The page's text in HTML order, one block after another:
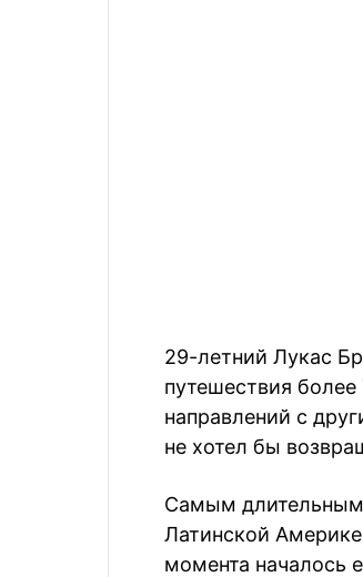
29-летний Лукас
путешествия
направлений с
не хотел бы
Самым длительным
Латинской
момента началось